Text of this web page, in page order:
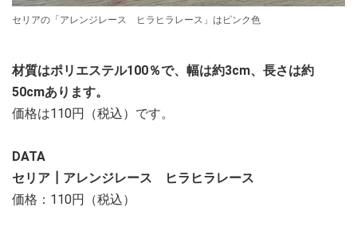
セリアの「アレンジレース ヒラヒラレース」はピンク色
材質はポリエステル100％で、幅は約3cm、長さは約
50cmあります。
価格は110円（税込）です。
DATA
セリア┃アレンジレース ヒラヒラレース
価格：110円（税込）